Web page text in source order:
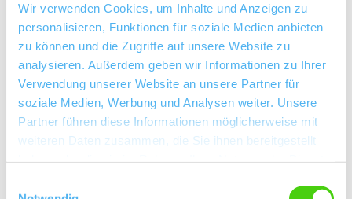
Wir verwenden Cookies, um Inhalte und Anzeigen zu
personalisieren, Funktionen für soziale Medien anbieten
zu können und die Zugriffe auf unsere Website zu
analysieren. Außerdem geben wir Informationen zu Ihrer
Verwendung unserer Website an unsere Partner für
soziale Medien, Werbung und Analysen weiter. Unsere
Partner führen diese Informationen möglicherweise mit
weiteren Daten zusammen, die Sie ihnen bereitgestellt